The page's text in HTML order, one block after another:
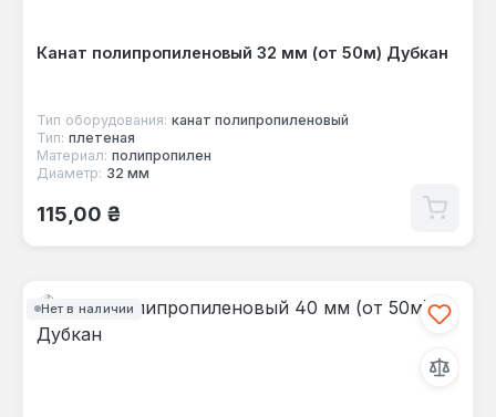
Канат полипропиленовый 32 мм (от 50м) Дубкан
Тип оборудования: канат полипропиленовый
Тип: плетеная
Материал: полипропилен
Диаметр: 32 мм
Обычная цена:
115,00 ₴
Нет в наличии